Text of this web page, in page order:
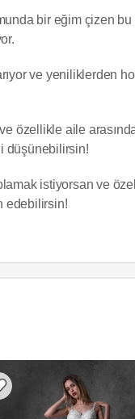
bir eğim çizen bu
ve yeniliklerden
özellikle aile
düşünebilirsin!
istiyorsan ve
edebilirsin!